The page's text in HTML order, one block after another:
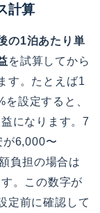
計算
の1泊あたり単
を試算してから
す。たとえば1
設定すると、
になります。7
が6,000〜
負担の場合は
。この数字が
定前に確認して